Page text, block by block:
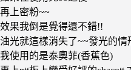
再上密粉~~
效果我倒是覺得還不錯!!
油光就這樣消失了~~發光的情
我使用的是泰奧菲(香蕉色)